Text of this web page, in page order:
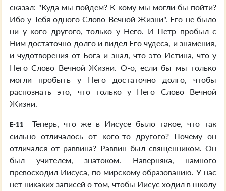
сказал: "Куда мы пойдем? К кому мы могли бы пойти?
Ибо у Тебя одного Слово Вечной Жизни". Его не было
ни у кого другого, только у Него. И Петр пробыл с
Ним достаточно долго и видел Его чудеса, и знамения,
и чудотворения от Бога и знал, что это Истина, что у
Него Слово Вечной Жизни. О-о, если бы мы только
могли пробыть у Него достаточно долго, чтобы
распознать это, что только у Него Слово Вечной
Жизни.
E-11
Теперь, что же в Иисусе было такое, что так
сильно отличалось от кого-то другого? Почему он
отличался от раввина? Раввин был священником. Он
был учителем, знатоком. Наверняка, намного
превосходил Иисуса, по мирскому образованию. У нас
нет никаких записей о том, чтобы Иисус ходил в школу